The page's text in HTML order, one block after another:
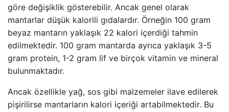
göre değişiklik gösterebilir. Ancak genel olarak
mantarlar düşük kalorili gıdalardır. Örneğin 100 gram
beyaz mantarın yaklaşık 22 kalori içerdiği tahmin
edilmektedir. 100 gram mantarda ayrıca yaklaşık 3-5
gram protein, 1-2 gram lif ve birçok vitamin ve mineral
bulunmaktadır.
Ancak özellikle yağ, sos gibi malzemeler ilave edilerek
pişirilirse mantarların kalori içeriği artabilmektedir. Bu